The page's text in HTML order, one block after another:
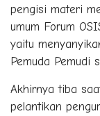
pengisi materi
umum Forum
yaitu
Pemuda Pemudi
Akhirnya tiba
pelantikan